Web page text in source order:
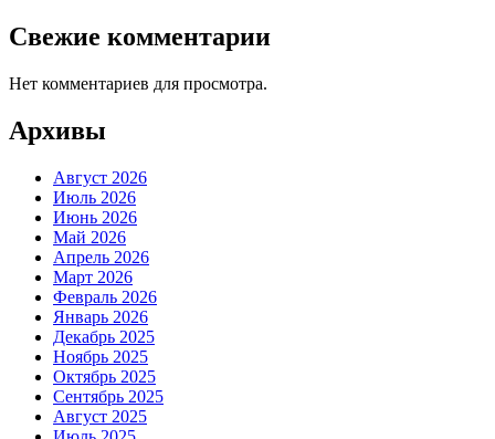
Свежие комментарии
Нет комментариев для просмотра.
Архивы
Август 2026
Июль 2026
Июнь 2026
Май 2026
Апрель 2026
Март 2026
Февраль 2026
Январь 2026
Декабрь 2025
Ноябрь 2025
Октябрь 2025
Сентябрь 2025
Август 2025